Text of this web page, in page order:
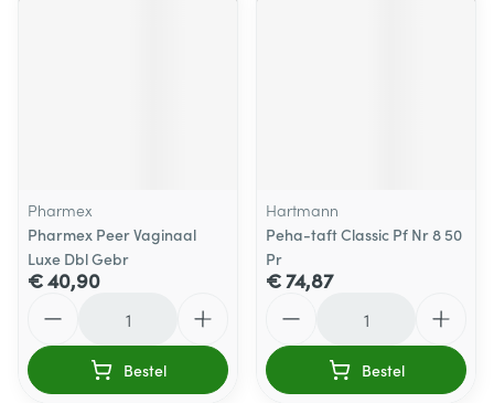
Pharmex
Pharmex Peer Vaginaal
Luxe Dbl Gebr
€ 40,90
Bestel
Hartmann
Peha-taft Classic Pf Nr 8 50
Pr
€ 74,87
Bestel